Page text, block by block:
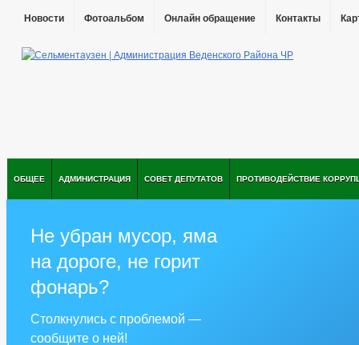
Новости Фотоальбом Онлайн обращение Контакты
ОБЩЕЕ АДМИНИСТРАЦИЯ СОВЕТ ДЕПУТАТОВ ПРОТИВОДЕЙСТВИЕ
Не убран мусор, яма
на дороге, не горит
фонарь?
Столкнулись с проблемой —
сообщите о ней!